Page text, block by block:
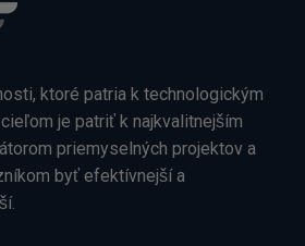
ktoré patria k technologickým
je patriť k najkvalitnejším
priemyselných projektov a
byť efektívnejší a